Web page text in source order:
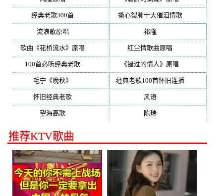
经典老歌300首 撕心裂肺十大催泪情歌(195)
流浪歌原唱 祁隆(188)
歌曲《花桥流水》原唱 红尘情歌曲原唱
100首必听经典老歌 《错过的情人》原唱
毛宁《晚秋》 经典老歌100首怀旧连播(134)
怀旧经典老歌 风语(132)
望海高歌 陈瑞(128)
推荐KTV歌曲